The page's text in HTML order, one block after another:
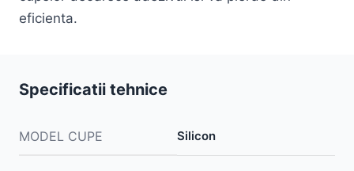
eficienta.
Specificatii tehnice
MODEL CUPE Silicon